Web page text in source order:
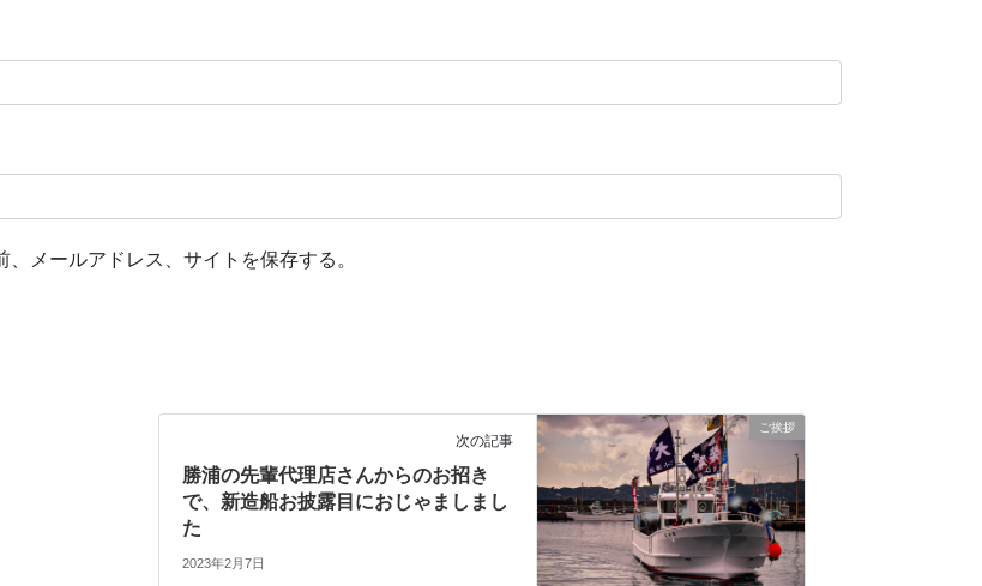
メールアドレス、サイトを保存する。
ご挨拶
次の記事
勝浦の先輩代理店さんからのお招き
で、新造船お披露目におじゃましまし
た
2023年2月7日